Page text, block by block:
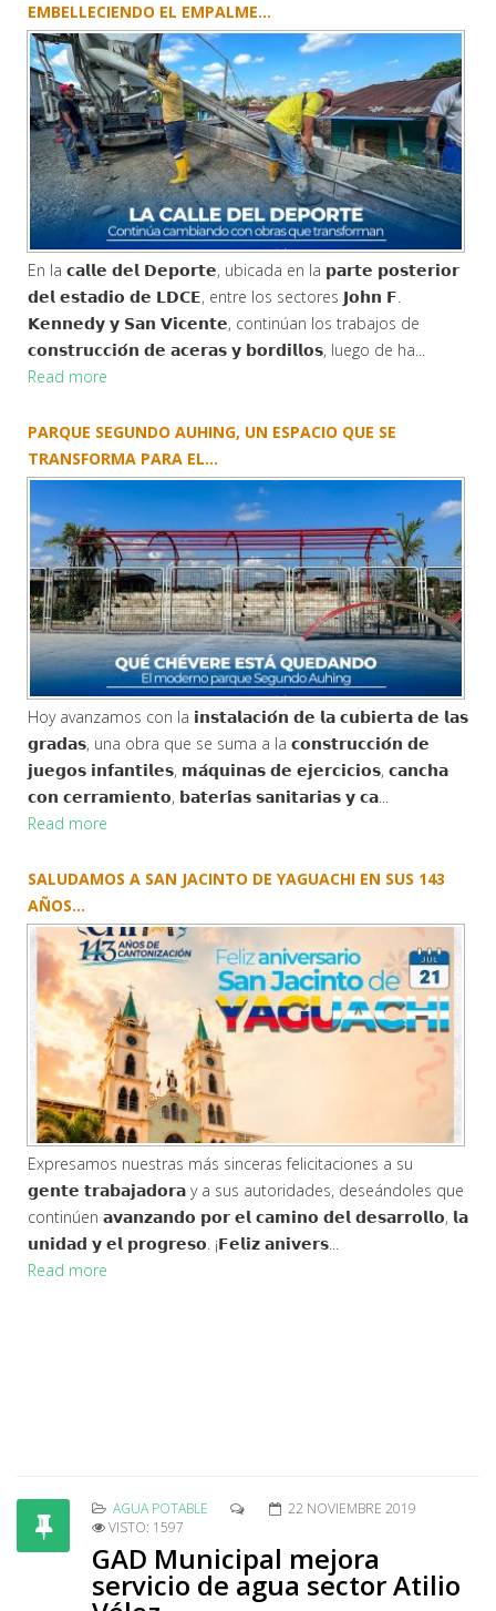
EMBELLECIENDO EL EMPALME...
En la 𝗰𝗮𝗹𝗹𝗲 𝗱𝗲𝗹 𝗗𝗲𝗽𝗼𝗿𝘁𝗲, ubicada en la 𝗽𝗮𝗿𝘁𝗲 𝗽𝗼𝘀𝘁𝗲𝗿𝗶𝗼𝗿
𝗱𝗲𝗹 𝗲𝘀𝘁𝗮𝗱𝗶𝗼 𝗱𝗲 𝗟𝗗𝗖𝗘, entre los sectores 𝗝𝗼𝗵𝗻 𝗙.
𝗞𝗲𝗻𝗻𝗲𝗱𝘆 𝘆 𝗦𝗮𝗻 𝗩𝗶𝗰𝗲𝗻𝘁𝗲, continúan los trabajos de
𝗰𝗼𝗻𝘀𝘁𝗿𝘂𝗰𝗰𝗶𝗼́𝗻 𝗱𝗲 𝗮𝗰𝗲𝗿𝗮𝘀 𝘆 𝗯𝗼𝗿𝗱𝗶𝗹𝗹𝗼𝘀, luego de ha...
Read more
PARQUE SEGUNDO AUHING, UN ESPACIO QUE SE
TRANSFORMA PARA EL...
Hoy avanzamos con la 𝗶𝗻𝘀𝘁𝗮𝗹𝗮𝗰𝗶𝗼́𝗻 𝗱𝗲 𝗹𝗮 𝗰𝘂𝗯𝗶𝗲𝗿𝘁𝗮 𝗱𝗲 𝗹𝗮𝘀
𝗴𝗿𝗮𝗱𝗮𝘀, una obra que se suma a la 𝗰𝗼𝗻𝘀𝘁𝗿𝘂𝗰𝗰𝗶𝗼́𝗻 𝗱𝗲
𝗷𝘂𝗲𝗴𝗼𝘀 𝗶𝗻𝗳𝗮𝗻𝘁𝗶𝗹𝗲𝘀, 𝗺𝗮́𝗾𝘂𝗶𝗻𝗮𝘀 𝗱𝗲 𝗲𝗷𝗲𝗿𝗰𝗶𝗰𝗶𝗼𝘀, 𝗰𝗮𝗻𝗰𝗵𝗮
𝗰𝗼𝗻 𝗰𝗲𝗿𝗿𝗮𝗺𝗶𝗲𝗻𝘁𝗼, 𝗯𝗮𝘁𝗲𝗿𝗶́𝗮𝘀 𝘀𝗮𝗻𝗶𝘁𝗮𝗿𝗶𝗮𝘀 𝘆 𝗰𝗮...
Read more
SALUDAMOS A SAN JACINTO DE YAGUACHI EN SUS 143
AÑOS...
Expresamos nuestras más sinceras felicitaciones a su
𝗴𝗲𝗻𝘁𝗲 𝘁𝗿𝗮𝗯𝗮𝗷𝗮𝗱𝗼𝗿𝗮 y a sus autoridades, deseándoles que
continúen 𝗮𝘃𝗮𝗻𝘇𝗮𝗻𝗱𝗼 𝗽𝗼𝗿 𝗲𝗹 𝗰𝗮𝗺𝗶𝗻𝗼 𝗱𝗲𝗹 𝗱𝗲𝘀𝗮𝗿𝗿𝗼𝗹𝗹𝗼, 𝗹𝗮
𝘂𝗻𝗶𝗱𝗮𝗱 𝘆 𝗲𝗹 𝗽𝗿𝗼𝗴𝗿𝗲𝘀𝗼. ¡𝗙𝗲𝗹𝗶𝘇 𝗮𝗻𝗶𝘃𝗲𝗿𝘀...
Read more
AGUA POTABLE
22 NOVIEMBRE 2019
VISTO: 1597
GAD Municipal mejora
servicio de agua sector Atilio